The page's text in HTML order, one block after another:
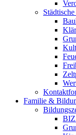
Familie &
BIZ